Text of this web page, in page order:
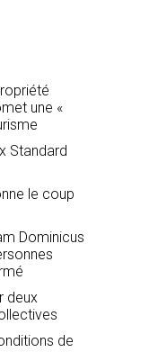
une «
Standard
le coup
Dominicus
deux
de